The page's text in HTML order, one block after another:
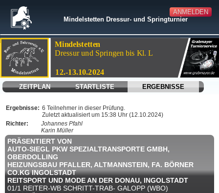
ANMELDEN
Mindelstetten Dressur- und Springturnier
ZEITPLAN STARTLISTE ERGEBNISSE
Ergebnisse: 6 Teilnehmer in dieser Prüfung.
Zuletzt aktualisiert um 15:38 Uhr (12.10.2024)
Richter:
Johannes Pfahl
Karin Müller
PRÄSENTIERT VON
AUTO-SIEGL PKW SPEZIALTRANSPORTE GMBH,
OBERDOLLING
HEIZUNGSBAU PFALLER, ALTMANNSTEIN, FA. BÖRNER
CO.KG INGOLSTADT
REITSPORT UND MODE AN DER DONAU, INGOLSTADT
01/1 REITER-WB SCHRITT-TRAB- GALOPP (WBO)